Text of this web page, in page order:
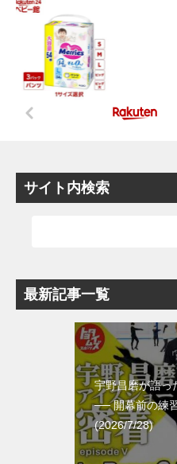
サイト内検索
最新記事一覧
宇野昌磨が語っ
── 開幕前の練
(2026/7/28)